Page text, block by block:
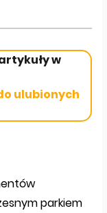
w
ulubionych
parkiem